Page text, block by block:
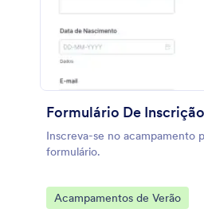
Inscreva-se no acampamento
formulário.
Go to Category:
Acampamentos de Verão